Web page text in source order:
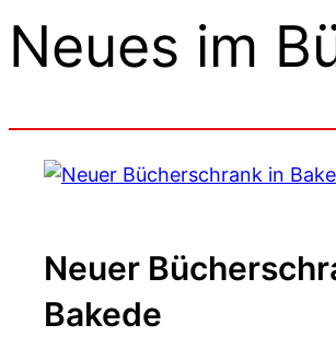
Neues im
Neuer
Bakede